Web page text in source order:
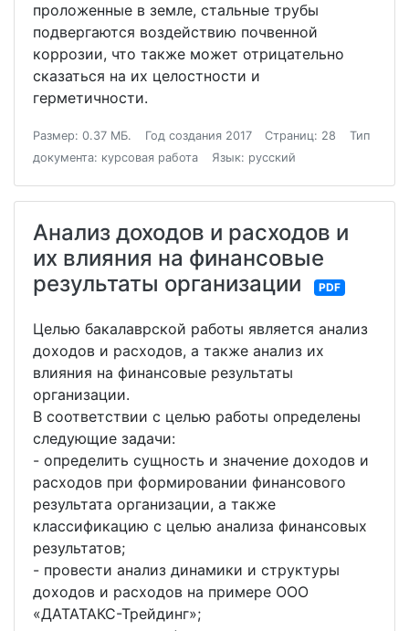
проложенные в земле, стальные трубы
подвергаются воздействию почвенной
коррозии, что также может отрицательно
сказаться на их целостности и
герметичности.
Размер: 0.37 МБ. Год создания 2017 Страниц: 28
Тип
документа: курсовая работа
Язык: русский
Анализ доходов и расходов и
их влияния на финансовые
результаты организации
PDF
Целью бакалаврской работы является анализ
доходов и расходов, а также анализ их
влияния на финансовые результаты
организации.
В соответствии с целью работы определены
следующие задачи:
- определить сущность и значение доходов и
расходов при формировании финансового
результата организации, а также
классификацию с целью анализа финансовых
результатов;
- провести анализ динамики и структуры
доходов и расходов на примере ООО
«ДАТАТАКС-Трейдинг»;